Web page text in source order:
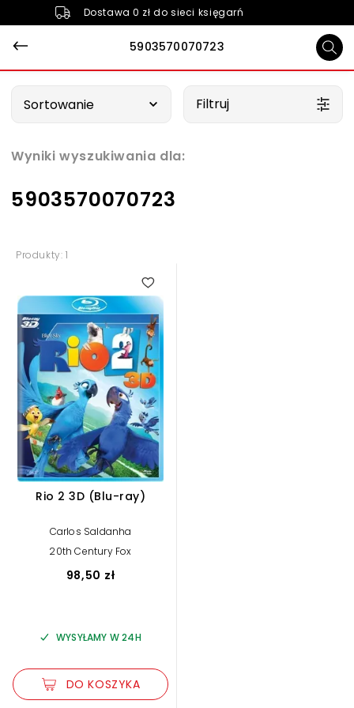
Dostawa 0 zł do sieci księgarń
5903570070723
Wyniki wyszukiwania dla:
5903570070723
Sortowanie Filtruj
Produkty: 1
Rio 2 3D (Blu-ray)
Carlos Saldanha
20th Century Fox
98,50 zł
WYSYŁAMY W 24H
DO KOSZYKA